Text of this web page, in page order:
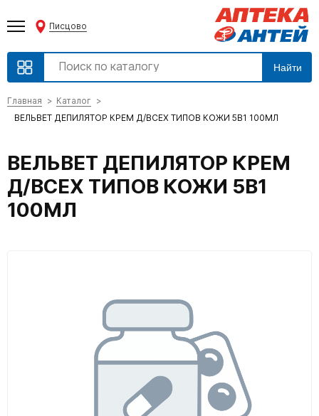
Писцово
Найти
Главная
Каталог
ВЕЛЬВЕТ ДЕПИЛЯТОР КРЕМ Д/ВСЕХ ТИПОВ КОЖИ 5В1 100МЛ
ВЕЛЬВЕТ ДЕПИЛЯТОР КРЕМ
Д/ВСЕХ ТИПОВ КОЖИ 5В1
100МЛ